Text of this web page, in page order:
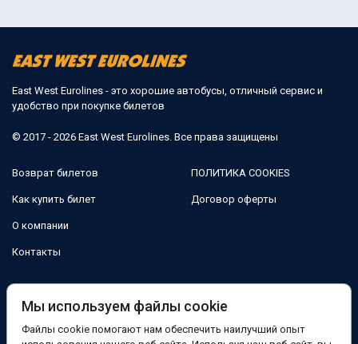
East West Eurolines - это хорошие автобусы, отличный сервис и
удобство при покупке билетов
© 2017 - 2026 East West Eurolines. Все права защищены
Возврат билетов
Как купить билет
О компании
Контакты
ПОЛИТИКА COOKIES
Договор оферты
Facebook
Мы используем файлы cookie
Файлы cookie помогают нам обеспечить наилучший опыт